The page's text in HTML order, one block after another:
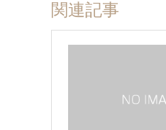
関連記事